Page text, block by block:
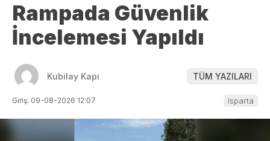
Rampada Güvenlik
İncelemesi Yapıldı
Kubilay Kapı TÜM YAZILARI
Giriş: 09-08-2026 12:07 Isparta